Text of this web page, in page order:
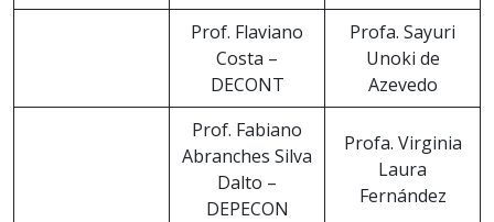
Prof. Flaviano
Costa –
DECONT
Profa. Sayuri
Unoki de
Azevedo
Prof. Fabiano
Abranches Silva
Dalto –
DEPECON
Profa. Virginia
Laura
Fernández